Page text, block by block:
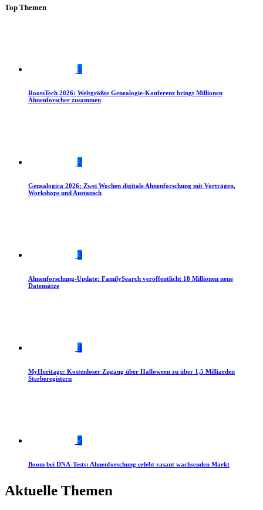
Top Themen
1
RootsTech 2026: Weltgrößte Genealogie-Konferenz bringt Millionen
Ahnenforscher zusammen
2
Genealogica 2026: Zwei Wochen digitale Ahnenforschung mit Vorträgen,
Workshops und Austausch
3
Ahnenforschung-Update: FamilySearch veröffentlicht 18 Millionen neue
Datensätze
4
MyHeritage: Kostenloser Zugang über Halloween zu über 1,5 Milliarden
Sterberegistern
5
Boom bei DNA-Tests: Ahnenforschung erlebt rasant wachsenden Markt
Aktuelle Themen